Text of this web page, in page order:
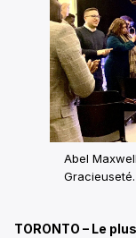
Abel
Gracieuseté.
TORONTO – Le